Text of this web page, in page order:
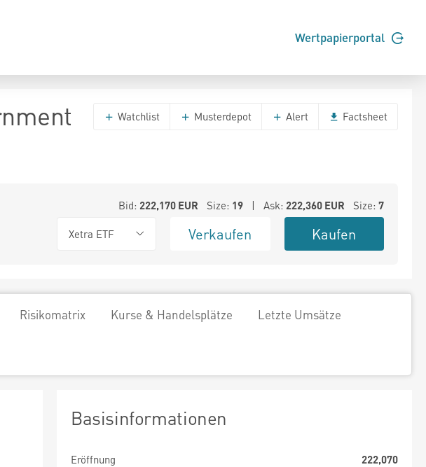
Wertpapierportal
Watchlist Musterdepot Alert Factsheet
Bid: 222,170EUR Size: 19| Ask: 222,360EUR Size: 7
Xetra ETF Verkaufen Kaufen
Risikomatrix Kurse & Handelsplätze Letzte Umsätze
Basisinformationen
Eröffnung
222,070